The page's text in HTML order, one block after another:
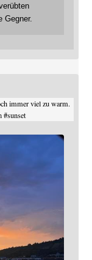
Gegner.
immer viel zu warm.
#sunset